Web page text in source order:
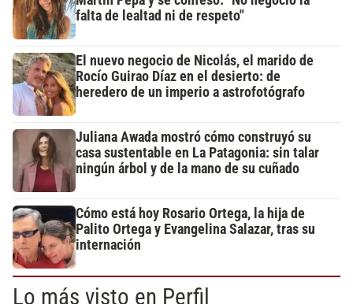
falta de lealtad ni de respeto"
El nuevo negocio de Nicolás, el marido de
Rocío Guirao Díaz en el desierto: de
heredero de un imperio a astrofotógrafo
Juliana Awada mostró cómo construyó su
casa sustentable en La Patagonia: sin talar
ningún árbol y de la mano de su cuñado
Cómo está hoy Rosario Ortega, la hija de
Palito Ortega y Evangelina Salazar, tras su
internación
Lo más visto en Perfil